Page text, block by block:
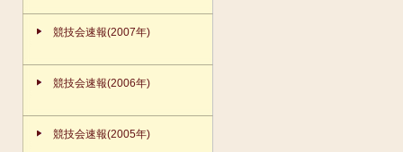
競技会速報(2007年)
競技会速報(2006年)
競技会速報(2005年)